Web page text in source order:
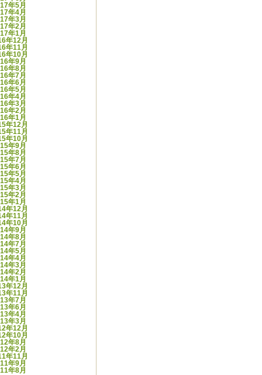
年5月
年4月
年3月
年2月
年1月
年12月
年11月
年10月
年9月
年8月
年7月
年6月
年5月
年4月
年3月
年2月
年1月
年12月
年11月
年10月
年9月
年8月
年7月
年6月
年5月
年4月
年3月
年2月
年1月
年12月
年11月
年10月
年9月
年8月
年7月
年5月
年4月
年3月
年2月
年1月
年12月
年11月
年7月
年6月
年4月
年3月
年12月
年10月
年8月
年2月
年11月
年9月
年8月